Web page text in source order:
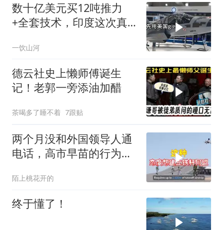
数十亿美元买12吨推力
+全套技术，印度这次真
一饮山河
德云社史上懒师傅诞生
记！老郭一旁添油加醋
茶喝多了睡不着 7跟贴
两个月没和外国领导人通
电话，高市早苗的行为让
陌上桃花开的
终于懂了！